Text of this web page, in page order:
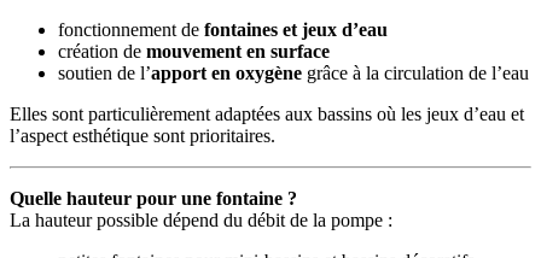
fonctionnement de fontaines et jeux d’eau
création de mouvement en surface
soutien de l’apport en oxygène grâce à la circulation de l’eau
Elles sont particulièrement adaptées aux bassins où les jeux d’eau et
l’aspect esthétique sont prioritaires.
Quelle hauteur pour une fontaine ?
La hauteur possible dépend du débit de la pompe :